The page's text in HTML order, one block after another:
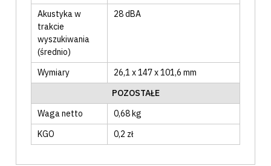
Akustyka w
trakcie
wyszukiwania
(średnio)
28dBA
Wymiary
26,1 x 147 x 101,6 mm
POZOSTAŁE
Waga netto
0,68 kg
KGO
0,2 zł